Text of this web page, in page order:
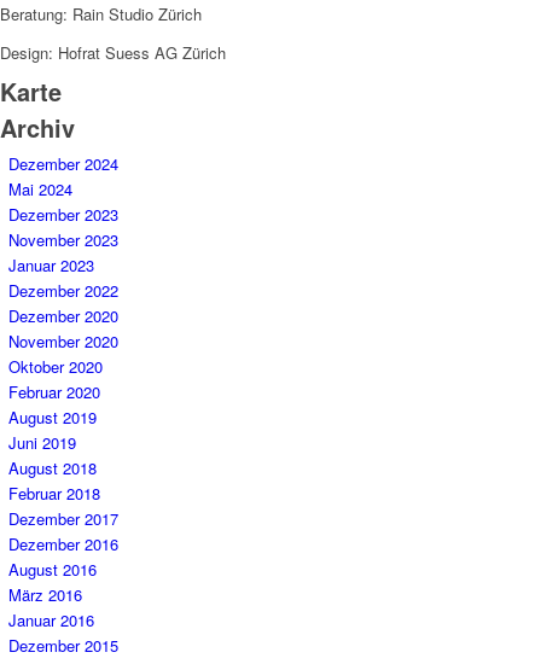
Beratung: Rain Studio Zürich
Design: Hofrat Suess AG Zürich
Karte
Archiv
Dezember 2024
Mai 2024
Dezember 2023
November 2023
Januar 2023
Dezember 2022
Dezember 2020
November 2020
Oktober 2020
Februar 2020
August 2019
Juni 2019
August 2018
Februar 2018
Dezember 2017
Dezember 2016
August 2016
März 2016
Januar 2016
Dezember 2015